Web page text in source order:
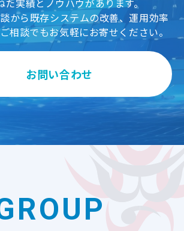
から既存システムの改善、運用効率
相談でもお気軽にお寄せください。
お問い合わせ